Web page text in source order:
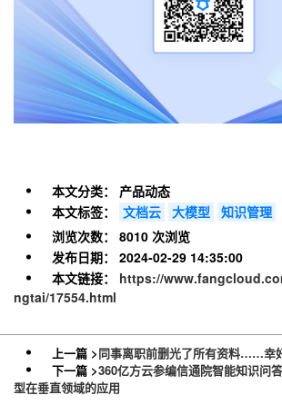
本文分类：
产品动态
本文标签：
文档云 大模型
知识管理
浏览次数：
8010 次浏览
发布日期：
2024-02-29 14:35:00
本文链接：
https://
ngtai/17554.html
上一篇 >同事离职前删光了所有资料……幸
下一篇 >360亿方云参编信通院智能知识问
型在垂直领域的应用